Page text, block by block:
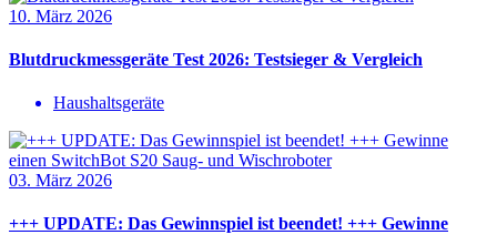
10. März 2026
Blutdruckmessgeräte Test 2026: Testsieger & Vergleich
Haushaltsgeräte
03. März 2026
+++ UPDATE: Das Gewinnspiel ist beendet! +++ Gewinne